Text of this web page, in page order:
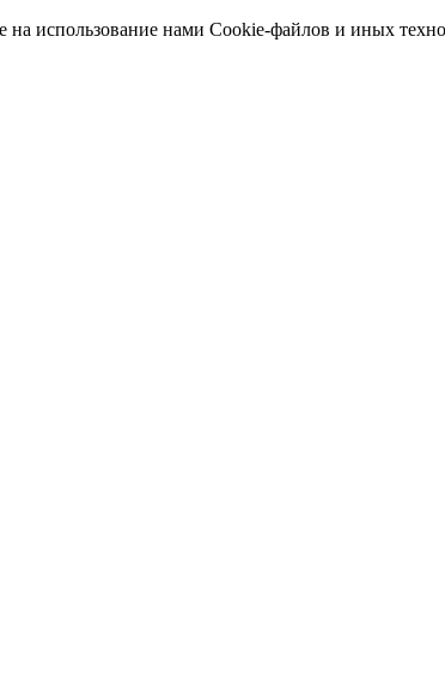
использование нами Cookie-файлов и иных